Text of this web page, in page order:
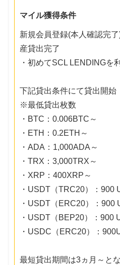
マイル獲得条件
新規会員登録(本人確認完
産貸出完了
・初めてSCL LENDINGを
下記貸出条件にて貸出開始
※最低貸出枚数
・BTC：0.006BTC～
・ETH：0.2ETH～
・ADA：1,000ADA～
・TRX：3,000TRX～
・XRP：400XRP～
・USDT（TRC20）：900
・USDT（ERC20）：900
・USDT（BEP20）：900
・USDC（ERC20）：
最短貸出期間は3ヵ月～とな